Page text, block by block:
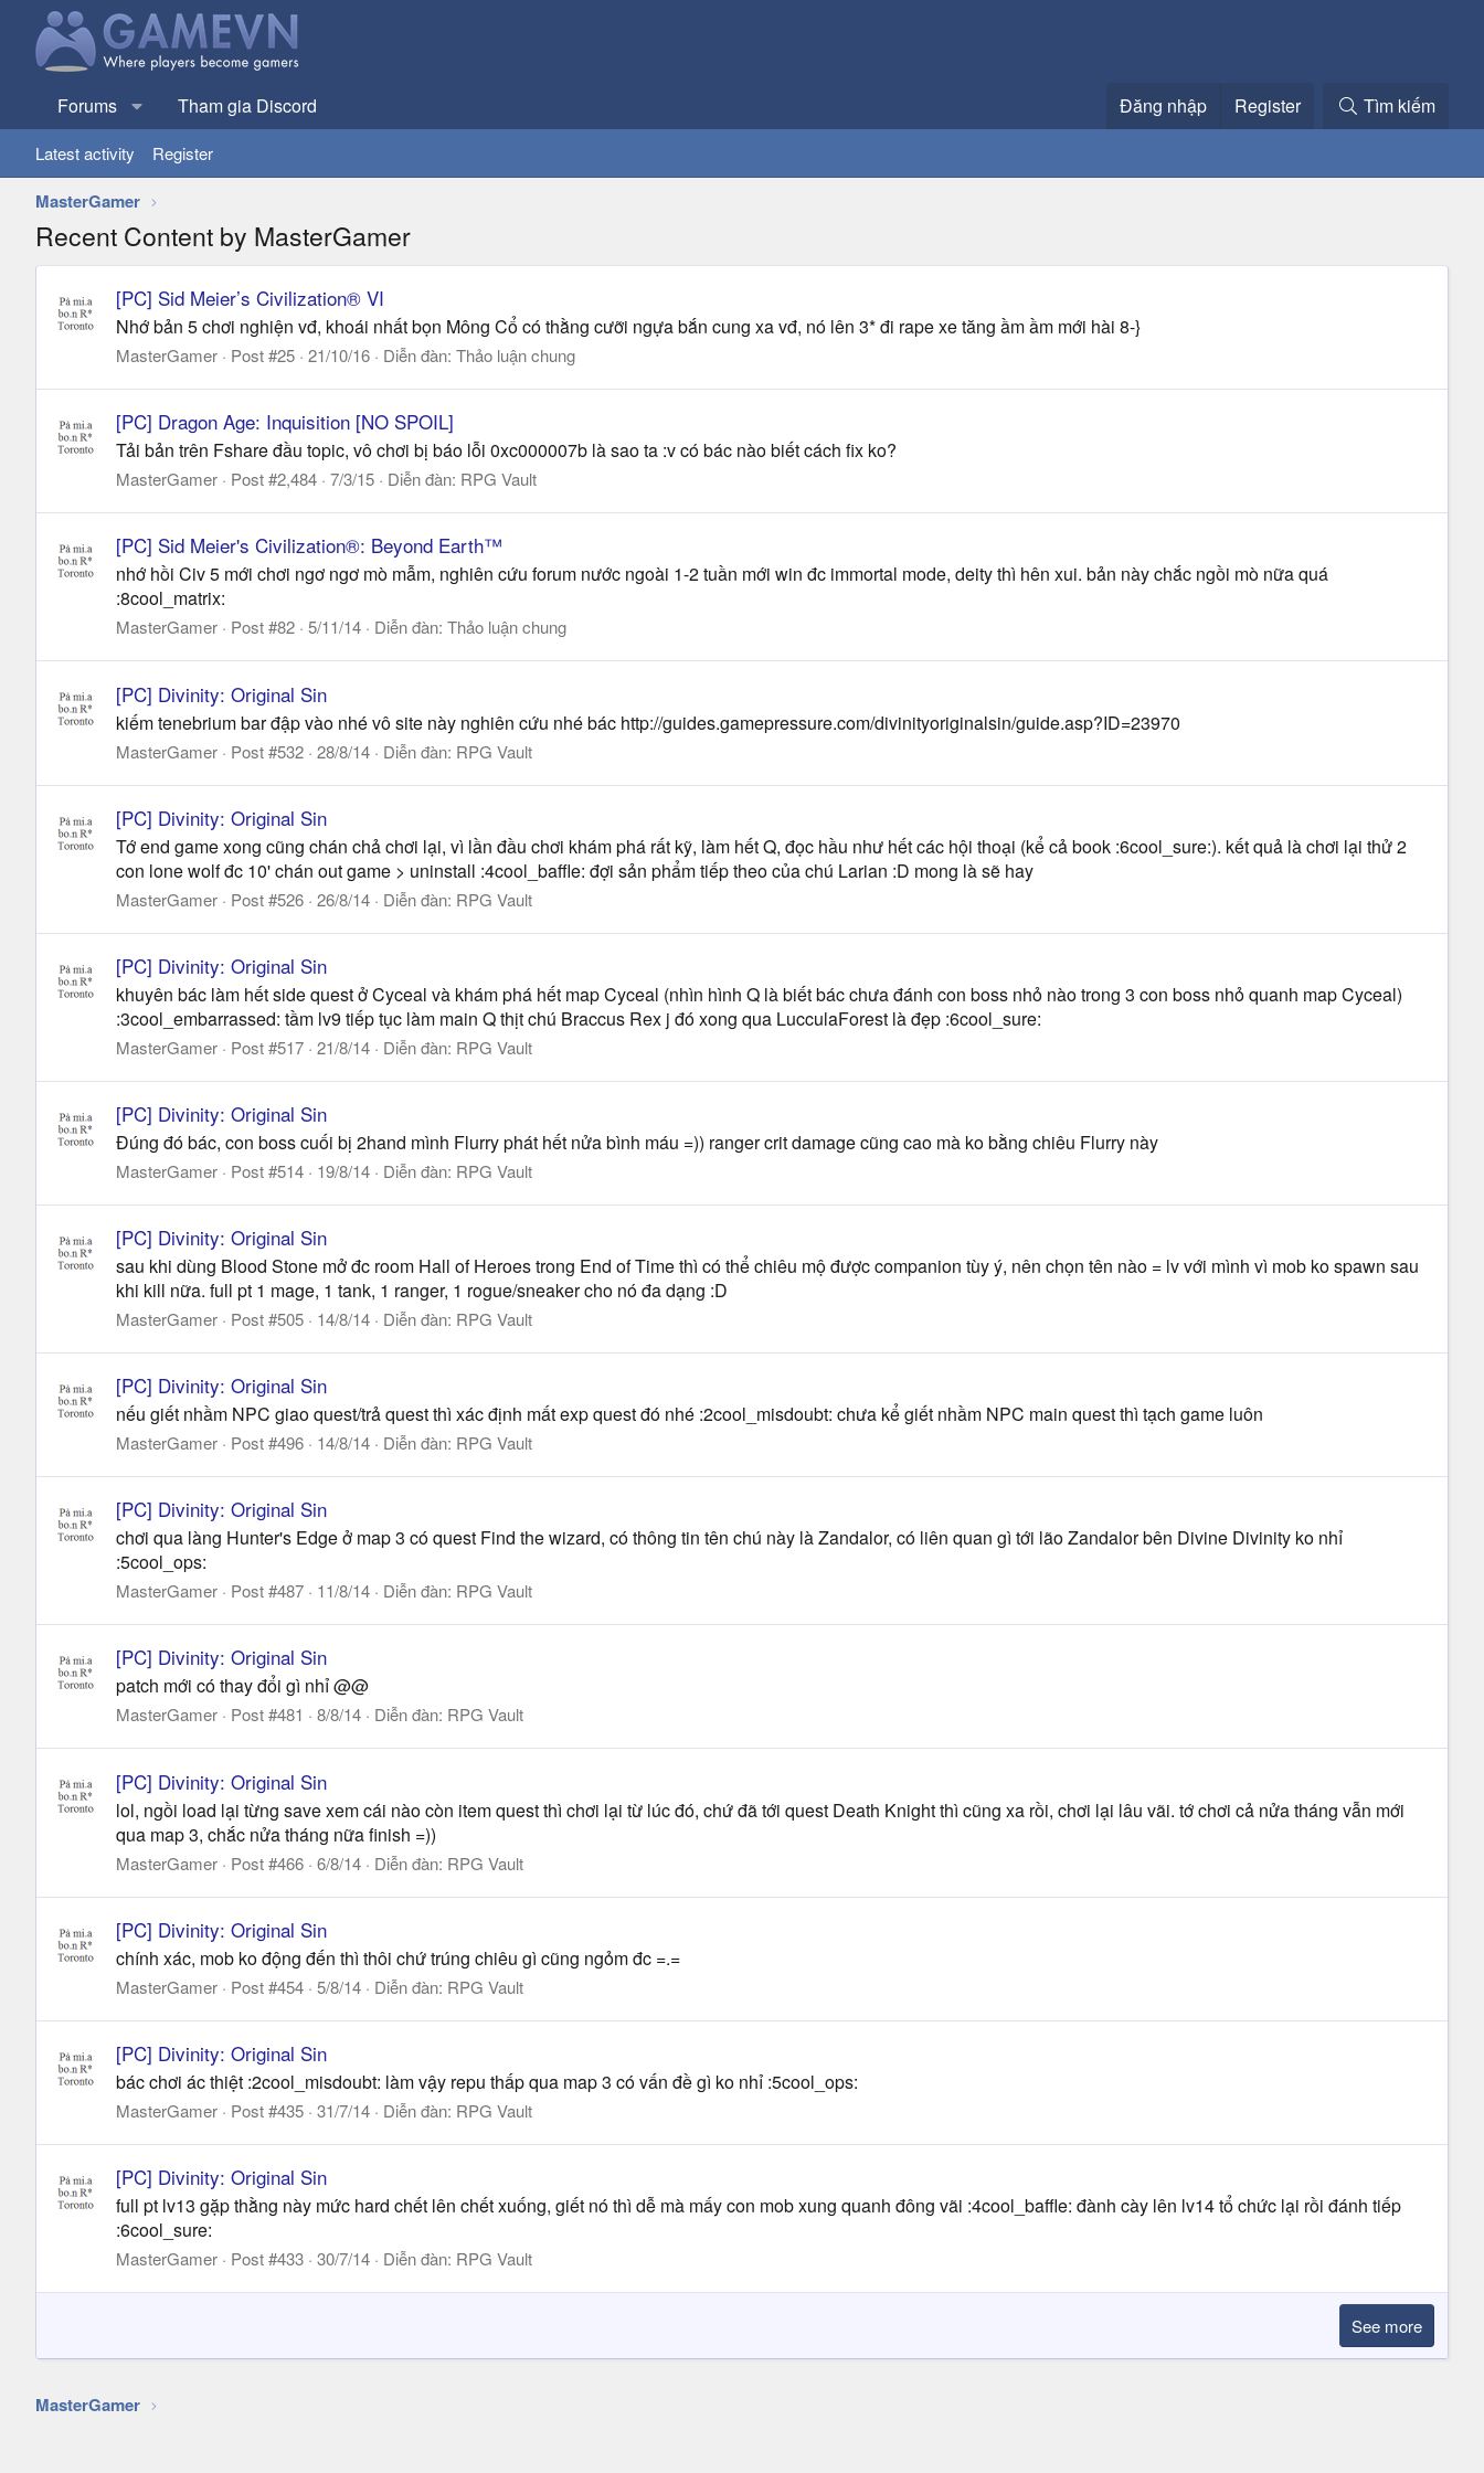
Forums Tham gia Discord Đăng nhập Register Tìm kiếm
Latest activity Register
MasterGamer
Recent Content by MasterGamer
[PC] Sid Meier’s Civilization® VI
Nhớ bản 5 chơi nghiện vđ, khoái nhất bọn Mông Cổ có thằng cưỡi ngựa bắn cung xa vđ, nó lên 3* đi rape xe tăng ầm ầm mới hài 8-}
MasterGamer Post #25 21/10/16 Diễn đàn: Thảo luận chung
[PC] Dragon Age: Inquisition [NO SPOIL]
Tải bản trên Fshare đầu topic, vô chơi bị báo lỗi 0xc000007b là sao ta :v có bác nào biết cách fix ko?
MasterGamer Post #2,484 7/3/15 Diễn đàn: RPG Vault
[PC] Sid Meier's Civilization®: Beyond Earth™
nhớ hồi Civ 5 mới chơi ngơ ngơ mò mẫm, nghiên cứu forum nước ngoài 1-2 tuần mới win đc immortal mode, deity thì hên xui. bản này chắc ngồi mò nữa quá
:8cool_matrix:
MasterGamer Post #82 5/11/14 Diễn đàn: Thảo luận chung
[PC] Divinity: Original Sin
kiếm tenebrium bar đập vào nhé vô site này nghiên cứu nhé bác http://guides.gamepressure.com/divinityoriginalsin/guide.asp?ID=23970
MasterGamer Post #532 28/8/14 Diễn đàn: RPG Vault
[PC] Divinity: Original Sin
Tớ end game xong cũng chán chả chơi lại, vì lần đầu chơi khám phá rất kỹ, làm hết Q, đọc hầu như hết các hội thoại (kể cả book :6cool_sure:). kết quả là chơi lại thử 2
con lone wolf đc 10' chán out game > uninstall :4cool_baffle: đợi sản phẩm tiếp theo của chú Larian :D mong là sẽ hay
MasterGamer Post #526 26/8/14 Diễn đàn: RPG Vault
[PC] Divinity: Original Sin
khuyên bác làm hết side quest ở Cyceal và khám phá hết map Cyceal (nhìn hình Q là biết bác chưa đánh con boss nhỏ nào trong 3 con boss nhỏ quanh map Cyceal)
:3cool_embarrassed: tầm lv9 tiếp tục làm main Q thịt chú Braccus Rex j đó xong qua LucculaForest là đẹp :6cool_sure:
MasterGamer Post #517 21/8/14 Diễn đàn: RPG Vault
[PC] Divinity: Original Sin
Đúng đó bác, con boss cuối bị 2hand mình Flurry phát hết nửa bình máu =)) ranger crit damage cũng cao mà ko bằng chiêu Flurry này
MasterGamer Post #514 19/8/14 Diễn đàn: RPG Vault
[PC] Divinity: Original Sin
sau khi dùng Blood Stone mở đc room Hall of Heroes trong End of Time thì có thể chiêu mộ được companion tùy ý, nên chọn tên nào = lv với mình vì mob ko spawn sau
khi kill nữa. full pt 1 mage, 1 tank, 1 ranger, 1 rogue/sneaker cho nó đa dạng :D
MasterGamer Post #505 14/8/14 Diễn đàn: RPG Vault
[PC] Divinity: Original Sin
nếu giết nhầm NPC giao quest/trả quest thì xác định mất exp quest đó nhé :2cool_misdoubt: chưa kể giết nhầm NPC main quest thì tạch game luôn
MasterGamer Post #496 14/8/14 Diễn đàn: RPG Vault
[PC] Divinity: Original Sin
chơi qua làng Hunter's Edge ở map 3 có quest Find the wizard, có thông tin tên chú này là Zandalor, có liên quan gì tới lão Zandalor bên Divine Divinity ko nhỉ
:5cool_ops:
MasterGamer Post #487 11/8/14 Diễn đàn: RPG Vault
[PC] Divinity: Original Sin
patch mới có thay đổi gì nhỉ @@
MasterGamer Post #481 8/8/14 Diễn đàn: RPG Vault
[PC] Divinity: Original Sin
lol, ngồi load lại từng save xem cái nào còn item quest thì chơi lại từ lúc đó, chứ đã tới quest Death Knight thì cũng xa rồi, chơi lại lâu vãi. tớ chơi cả nửa tháng vẫn mới
qua map 3, chắc nửa tháng nữa finish =))
MasterGamer Post #466 6/8/14 Diễn đàn: RPG Vault
[PC] Divinity: Original Sin
chính xác, mob ko động đến thì thôi chứ trúng chiêu gì cũng ngỏm đc =.=
MasterGamer Post #454 5/8/14 Diễn đàn: RPG Vault
[PC] Divinity: Original Sin
bác chơi ác thiệt :2cool_misdoubt: làm vậy repu thấp qua map 3 có vấn đề gì ko nhỉ :5cool_ops:
MasterGamer Post #435 31/7/14 Diễn đàn: RPG Vault
[PC] Divinity: Original Sin
full pt lv13 gặp thằng này mức hard chết lên chết xuống, giết nó thì dễ mà mấy con mob xung quanh đông vãi :4cool_baffle: đành cày lên lv14 tổ chức lại rồi đánh tiếp
:6cool_sure:
MasterGamer Post #433 30/7/14 Diễn đàn: RPG Vault
See more
MasterGamer